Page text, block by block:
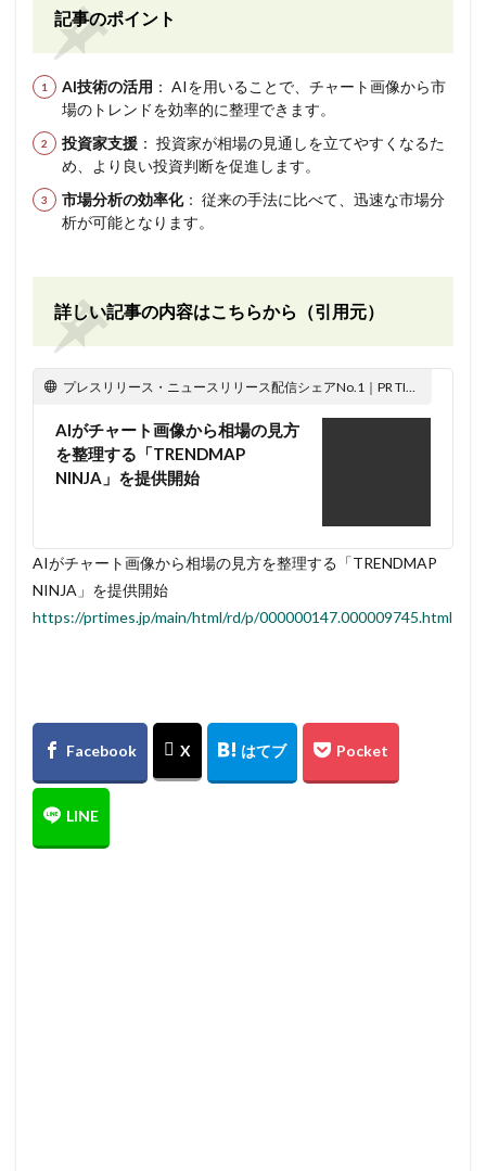
記事のポイント
AI技術の活用 ： AIを用いることで、チャート画像から市
場のトレンドを効率的に整理できます。
投資家支援 ： 投資家が相場の見通しを立てやすくなるた
め、より良い投資判断を促進します。
市場分析の効率化： 従来の手法に比べて、迅速な市場分
析が可能となります。
詳しい記事の内容はこちらから（引用元）
プレスリリース・ニュースリリース配信シェアNo.1｜PR TIMES
AIがチャート画像から相場の見方
を整理する「TRENDMAP
NINJA」を提供開始
AIがチャート画像から相場の見方を整理する「TRENDMAP
NINJA」を提供開始
https://prtimes.jp/main/html/rd/p/000000147.000009745.html